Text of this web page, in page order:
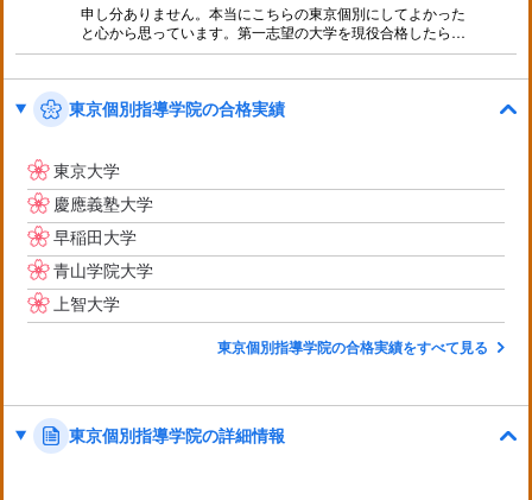
申し分ありません。本当にこちらの東京個別にしてよかった
と心から思っています。第一志望の大学を現役合格したら終
わりという条件で子供を通わせていたので、合格出てから最
１名と近所の年下の子１名と小学校の同級生がこちらに入塾
東京個別指導学院の合格実績
東京大学
慶應義塾大学
早稲田大学
青山学院大学
上智大学
東京個別指導学院の合格実績をすべて見る
東京個別指導学院の詳細情報